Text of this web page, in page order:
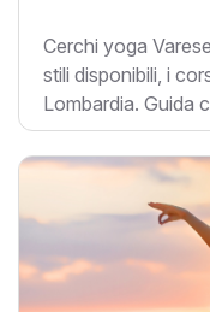
Cerchi yoga
stili disponibili, i
Lombardia. Guida